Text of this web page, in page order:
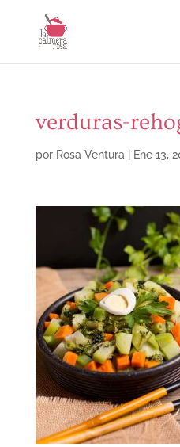
verduras-
por Rosa Ventura Ene 13,